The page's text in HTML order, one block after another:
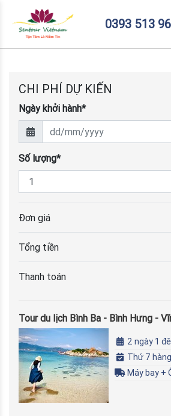
0393 513
CHI PHÍ DỰ KIẾN
Ngày khởi hành*
Số lượng*
Đơn giá
Tổng tiền
Thanh toán
Tour du lịch Bình Ba - Bình Hưng -
2 ngày 1
Thứ 7
Máy bay +